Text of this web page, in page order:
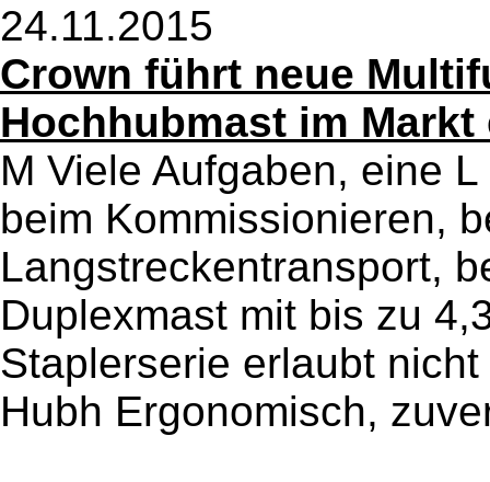
24.11.2015
Crown führt neue
Hochhubmast im Markt
M Viele Aufgaben, eine
beim Kommissionieren,
Langstreckentransport,
Duplexmast mit bis zu
Staplerserie erlaubt
Hubh Ergonomisch,